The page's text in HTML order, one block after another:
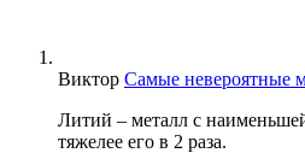
Виктор Самые невероятные
Литий – металл с
тяжелее его в 2 раза.